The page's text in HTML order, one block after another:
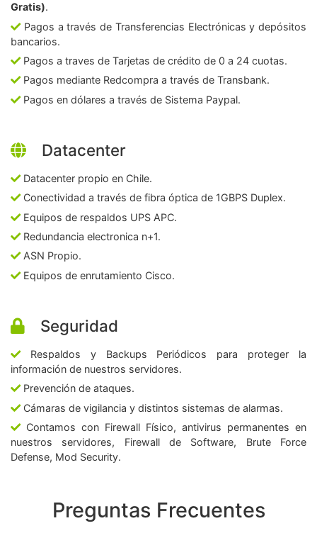
Gratis).
Pagos a través de Transferencias Electrónicas y depósitos
bancarios.
Pagos a traves de Tarjetas de crédito de 0 a 24 cuotas.
Pagos mediante Redcompra a través de Transbank.
Pagos en dólares a través de Sistema Paypal.
Datacenter
Datacenter propio en Chile.
Conectividad a través de fibra óptica de 1GBPS Duplex.
Equipos de respaldos UPS APC.
Redundancia electronica n+1.
ASN Propio.
Equipos de enrutamiento Cisco.
Seguridad
Respaldos y Backups Periódicos para proteger la
información de nuestros servidores.
Prevención de ataques.
Cámaras de vigilancia y distintos sistemas de alarmas.
Contamos con Firewall Físico, antivirus permanentes en
nuestros servidores, Firewall de Software, Brute Force
Defense, Mod Security.
Preguntas Frecuentes